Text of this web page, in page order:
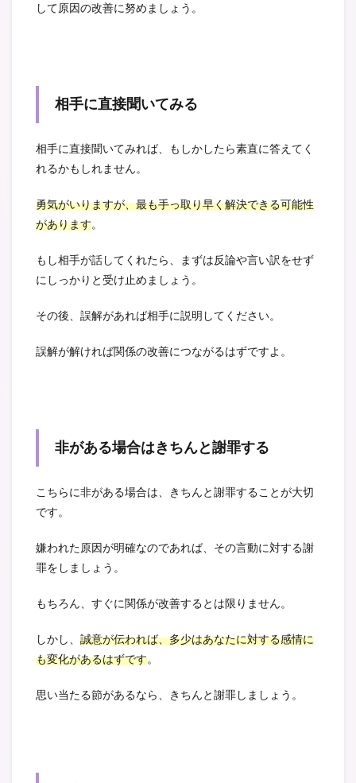
して原因の改善に努めましょう。
相手に直接聞いてみる
相手に直接聞いてみれば、もしかしたら素直に答えてく
れるかもしれません。
勇気がいりますが、最も手っ取り早く解決できる可能性
があります。
もし相手が話してくれたら、まずは反論や言い訳をせず
にしっかりと受け止めましょう。
その後、誤解があれば相手に説明してください。
誤解が解ければ関係の改善につながるはずですよ。
非がある場合はきちんと謝罪する
こちらに非がある場合は、きちんと謝罪することが大切
です。
嫌われた原因が明確なのであれば、その言動に対する謝
罪をしましょう。
もちろん、すぐに関係が改善するとは限りません。
しかし、 誠意が伝われば、多少はあなたに対する感情に
も変化があるはずです。
思い当たる節があるなら、きちんと謝罪しましょう。